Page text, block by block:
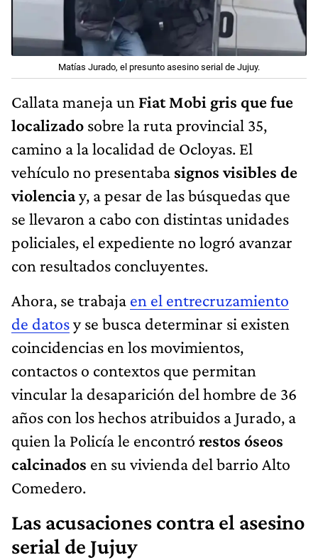
Matías Jurado, el presunto asesino serial de Jujuy.
Callata maneja un Fiat Mobi gris que fue
localizado sobre la ruta provincial 35,
camino a la localidad de Ocloyas. El
vehículo no presentaba signos visibles de
violenciay, a pesar de las búsquedas que
se llevaron a cabo con distintas unidades
policiales, el expediente no logró avanzar
con resultados concluyentes.
Ahora, se trabaja en el entrecruzamiento
de datosy se busca determinar si existen
coincidencias en los movimientos,
contactos o contextos que permitan
vincular la desaparición del hombre de 36
años con los hechos atribuidos a Jurado, a
quien la Policía le encontró restos óseos
calcinados en su vivienda del barrio Alto
Comedero.
Las acusaciones contra el asesino
serial de Jujuy